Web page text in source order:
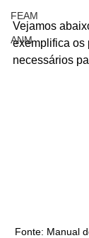
FEAM
ANM
Vejamos
exemplifica os
necessários
Fonte: Manual